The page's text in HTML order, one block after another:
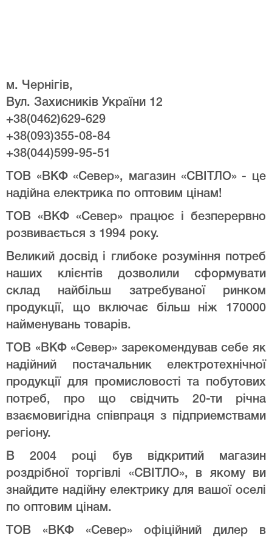
м. Чернігів,
Вул. Захисників України 12
+38(0462)629-629
+38(093)355-08-84
+38(044)599-95-51
ТОВ «ВКФ «Север», магазин «СВІТЛО» - це
надійна електрика по оптовим цінам!
ТОВ «ВКФ «Север» працює і безперервно
розвивається з 1994 року.
Великий досвід і глибоке розуміння потреб
наших клієнтів дозволили сформувати
склад найбільш затребуваної ринком
продукції, що включає більш ніж 170000
найменувань товарів.
ТОВ «ВКФ «Север» зарекомендував себе як
надійний постачальник електротехнічної
продукції для промисловості та побутових
потреб, про що свідчить 20-ти річна
взаємовигідна співпраця з підприемствами
регіону.
В 2004 році був відкритий магазин
роздрібної торгівлі «СВІТЛО», в якому ви
знайдите надійну електрику для вашої оселі
по оптовим цінам.
ТОВ «ВКФ «Север» офіційний дилер в